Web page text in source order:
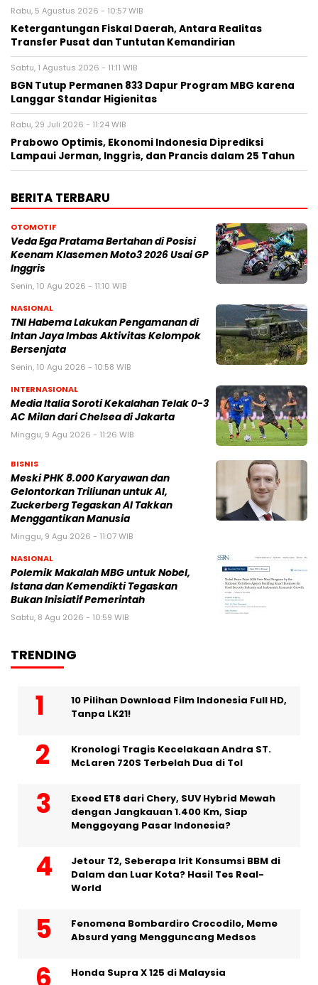
Rabu, 5 Agustus 2026 - 10:57 WIB
Ketergantungan Fiskal Daerah, Antara Realitas
Transfer Pusat dan Tuntutan Kemandirian
Sabtu, 1 Agustus 2026 - 11:11 WIB
BGN Tutup Permanen 833 Dapur Program MBG karena
Langgar Standar Higienitas
Rabu, 29 Juli 2026 - 11:24 WIB
Prabowo Optimis, Ekonomi Indonesia Diprediksi
Lampaui Jerman, Inggris, dan Prancis dalam 25 Tahun
BERITA TERBARU
OTOMOTIF
Veda Ega Pratama Bertahan di Posisi
Keenam Klasemen Moto3 2026 Usai GP
Inggris
Senin, 10 Agu 2026 - 11:10 WIB
NASIONAL
TNI Habema Lakukan Pengamanan di
Intan Jaya Imbas Aktivitas Kelompok
Bersenjata
Senin, 10 Agu 2026 - 10:58 WIB
INTERNASIONAL
Media Italia Soroti Kekalahan Telak 0-3
AC Milan dari Chelsea di Jakarta
Minggu, 9 Agu 2026 - 11:26 WIB
BISNIS
Meski PHK 8.000 Karyawan dan
Gelontorkan Triliunan untuk AI,
Zuckerberg Tegaskan AI Takkan
Menggantikan Manusia
Minggu, 9 Agu 2026 - 11:07 WIB
NASIONAL
Polemik Makalah MBG untuk Nobel,
Istana dan Kemendikti Tegaskan
Bukan Inisiatif Pemerintah
Sabtu, 8 Agu 2026 - 10:59 WIB
TRENDING
10 Pilihan Download Film Indonesia Full HD,
Tanpa LK21!
Kronologi Tragis Kecelakaan Andra ST.
McLaren 720S Terbelah Dua di Tol
Exeed ET8 dari Chery, SUV Hybrid Mewah
dengan Jangkauan 1.400 Km, Siap
Menggoyang Pasar Indonesia?
Jetour T2, Seberapa Irit Konsumsi BBM di
Dalam dan Luar Kota? Hasil Tes Real-
World
Fenomena Bombardiro Crocodilo, Meme
Absurd yang Mengguncang Medsos
Honda Supra X 125 di Malaysia